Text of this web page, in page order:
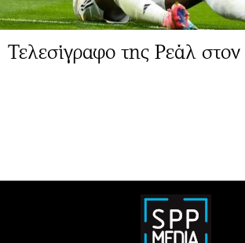
Τελεσίγραφο της Ρεάλ στον